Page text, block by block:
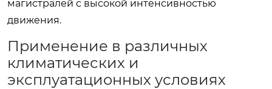
магистралей с высокой интенсивностью
движения.
Применение в различных
климатических и
эксплуатационных условиях